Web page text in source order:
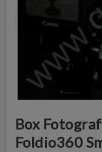
Box
Foldio360